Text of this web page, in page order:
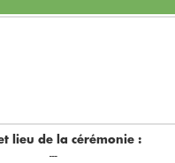
lieu de la cérémonie :
---